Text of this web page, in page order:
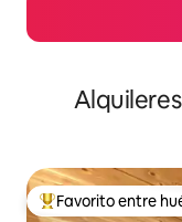
Favorito entre
Favorito entre